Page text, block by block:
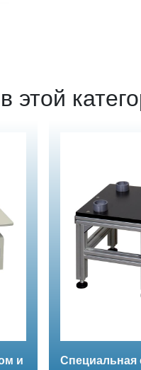
этой
и
Cпециальная